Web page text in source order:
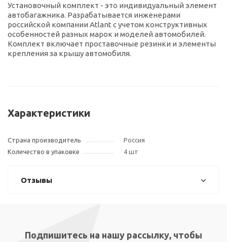
Установочный комплект - это индивидуальный элемент
автобагажника. Разрабатывается инженерами
российской компании Atlant с учетом конструктивных
особенностей разных марок и моделей автомобилей.
Комплект включает проставочные резинки и элементы
крепления за крышу автомобиля.
Характеристики
Страна производитель
Россия
Количество в упаковке
4 шт
Отзывы
Подпишитесь на нашу рассылку, чтобы